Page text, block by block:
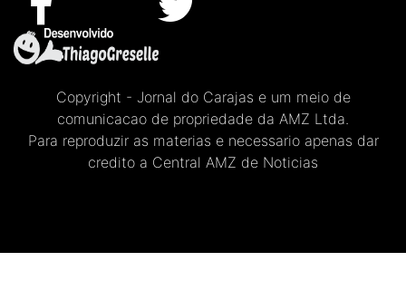
Copyright - Jornal do Carajas e um meio de
comunicacao de propriedade da AMZ Ltda.
Para reproduzir as materias e necessario apenas dar
credito a Central AMZ de Noticias